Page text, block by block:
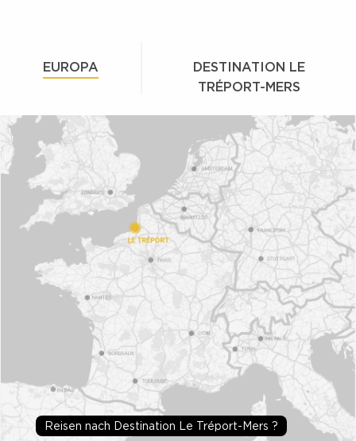
EUROPA
DESTINATION LE
TRÉPORT-MERS
Reisen nach Destination Le Tréport-Mers ?